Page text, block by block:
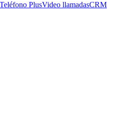
Teléfono PlusVideo llamadasCRM